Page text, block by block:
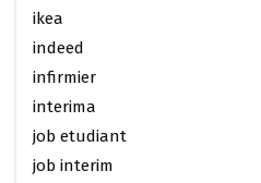
ikea
indeed
infirmier
interima
job etudiant
job interim